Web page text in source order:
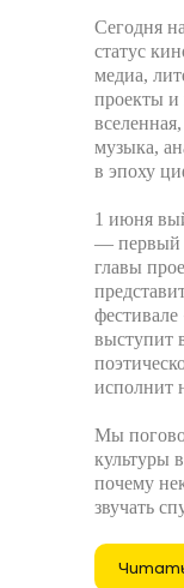
Сегодня
статус
медиа,
проекты и
музыка,
в эпоху
1 июня
— первый
главы
выступит
исполнит
Мы
культуры
почему
звучать